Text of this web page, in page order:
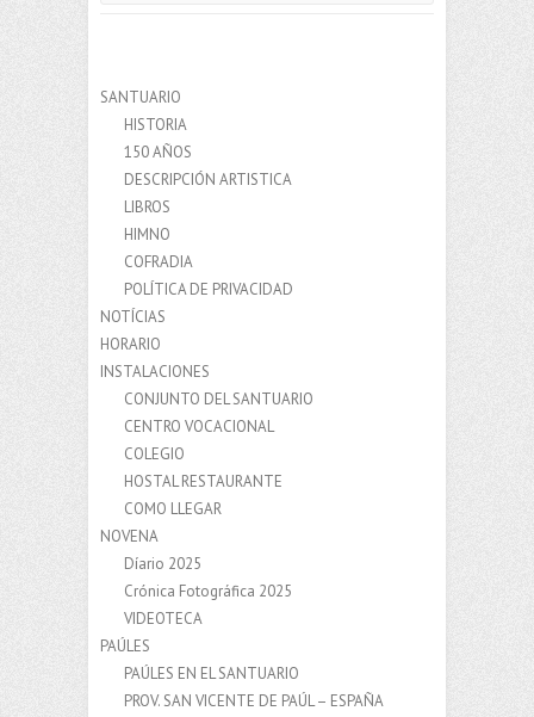
SANTUARIO
HISTORIA
150 AÑOS
DESCRIPCIÓN ARTISTICA
LIBROS
HIMNO
COFRADIA
POLÍTICA DE PRIVACIDAD
NOTÍCIAS
HORARIO
INSTALACIONES
CONJUNTO DEL SANTUARIO
CENTRO VOCACIONAL
COLEGIO
HOSTAL RESTAURANTE
COMO LLEGAR
NOVENA
Díario 2025
Crónica Fotográfica 2025
VIDEOTECA
PAÚLES
PAÚLES EN EL SANTUARIO
PROV. SAN VICENTE DE PAÚL – ESPAÑA